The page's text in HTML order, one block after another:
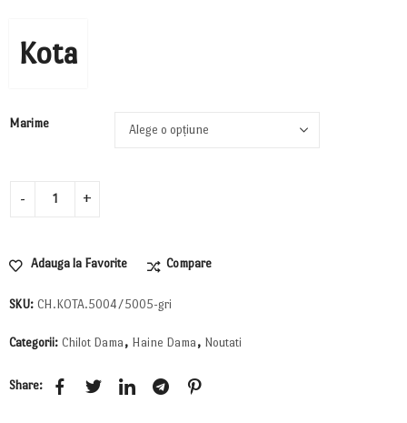
Kota
Marime
Adauga la Favorite Compare
SKU: CH.KOTA.5004/5005-gri
Categorii: Chilot Dama , Haine Dama , Noutati
Share: